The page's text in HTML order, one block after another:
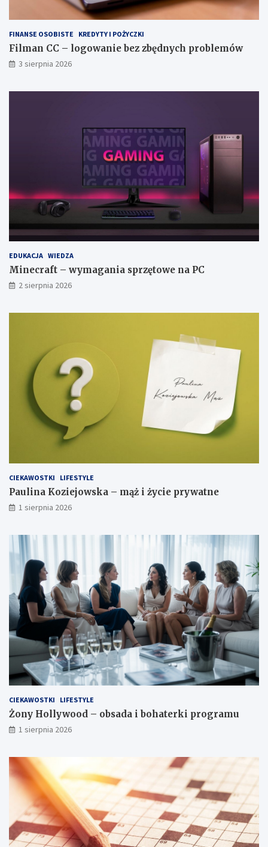
FINANSE OSOBISTE KREDYTY I POŻYCZKI
Filman CC – logowanie bez zbędnych problemów
3 sierpnia 2026
EDUKACJA WIEDZA
Minecraft – wymagania sprzętowe na PC
2 sierpnia 2026
CIEKAWOSTKI LIFESTYLE
Paulina Koziejowska – mąż i życie prywatne
1 sierpnia 2026
CIEKAWOSTKI LIFESTYLE
Żony Hollywood – obsada i bohaterki programu
1 sierpnia 2026